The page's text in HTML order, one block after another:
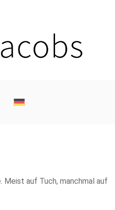
Meist auf Tuch, manchmal auf